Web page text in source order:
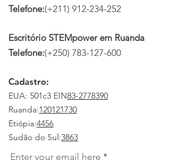
Telefone:(+211) 912-234-252
Escritório STEMpower em Ruanda
Telefone:(+250) 783-127-600
Cadastro:
EUA: 501c3 EIN83-2778390
Ruanda:120121730
Etiópia:4456
Sudão do Sul:3863
Enter your email here